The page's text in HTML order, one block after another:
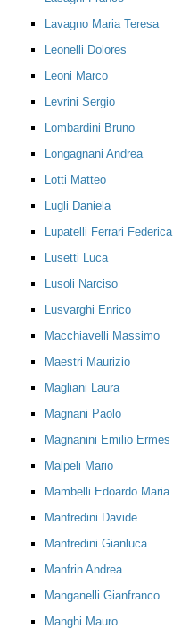
Lavagno Maria Teresa
Leonelli Dolores
Leoni Marco
Levrini Sergio
Lombardini Bruno
Longagnani Andrea
Lotti Matteo
Lugli Daniela
Lupatelli Ferrari Federica
Lusetti Luca
Lusoli Narciso
Lusvarghi Enrico
Macchiavelli Massimo
Maestri Maurizio
Magliani Laura
Magnani Paolo
Magnanini Emilio Ermes
Malpeli Mario
Mambelli Edoardo Maria
Manfredini Davide
Manfredini Gianluca
Manfrin Andrea
Manganelli Gianfranco
Manghi Mauro